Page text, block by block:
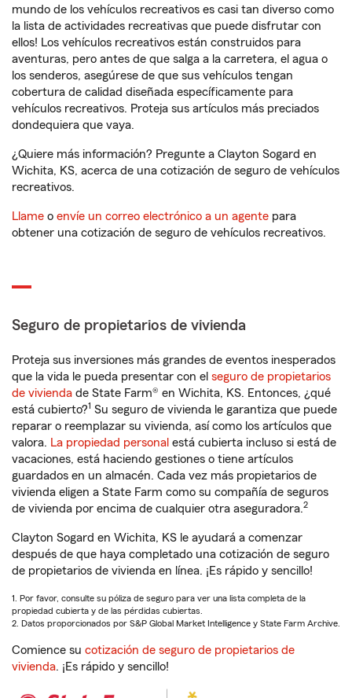
mundo de los vehículos recreativos es casi tan diverso como
la lista de actividades recreativas que puede disfrutar con
ellos! Los vehículos recreativos están construidos para
aventuras, pero antes de que salga a la carretera, el agua o
los senderos, asegúrese de que sus vehículos tengan
cobertura de calidad diseñada específicamente para
vehículos recreativos. Proteja sus artículos más preciados
dondequiera que vaya.
¿Quiere más información? Pregunte a Clayton Sogard en
Wichita, KS, acerca de una cotización de seguro de vehículos
recreativos.
Llame o envíe un correo electrónico a un agente para
obtener una cotización de seguro de vehículos recreativos.
Seguro de propietarios de vivienda
Proteja sus inversiones más grandes de eventos inesperados
que la vida le pueda presentar con el seguro de propietarios
de vivienda de State Farm® en Wichita, KS. Entonces, ¿qué
está cubierto?1 Su seguro de vivienda le garantiza que puede
reparar o reemplazar su vivienda, así como los artículos que
valora. La propiedad personal está cubierta incluso si está de
vacaciones, está haciendo gestiones o tiene artículos
guardados en un almacén. Cada vez más propietarios de
vivienda eligen a State Farm como su compañía de seguros
de vivienda por encima de cualquier otra aseguradora.2
Clayton Sogard en Wichita, KS le ayudará a comenzar
después de que haya completado una cotización de seguro
de propietarios de vivienda en línea. ¡Es rápido y sencillo!
1. Por favor, consulte su póliza de seguro para ver una lista completa de la
propiedad cubierta y de las pérdidas cubiertas.
2. Datos proporcionados por S&P Global Market Intelligence y State Farm Archive.
Comience su cotización de seguro de propietarios de
vivienda. ¡Es rápido y sencillo!